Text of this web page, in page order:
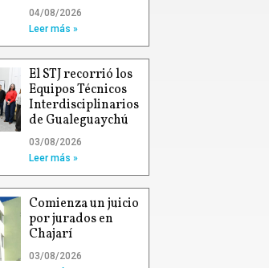
04/08/2026
Leer más »
El STJ recorrió los
Equipos Técnicos
Interdisciplinarios
de Gualeguaychú
03/08/2026
Leer más »
Comienza un juicio
por jurados en
Chajarí
03/08/2026